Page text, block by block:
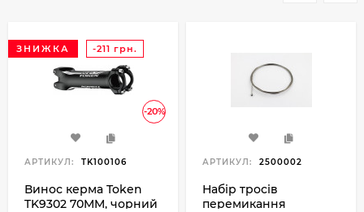
-20%
ЗНИЖКА -211 грн.
АРТИКУЛ: TK100106
Винос керма Token
TK9302 70MM, чорний
АРТИКУЛ: 2500002
Набір тросів
перемикання